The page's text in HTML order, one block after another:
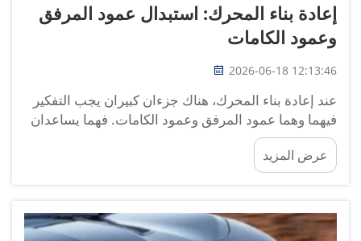
إعادة بناء المحرك: استبدال عمود المرفق
وعمود الكامات
2026-06-18 12:13:46
عند إعادة بناء المحرك، هناك جزءان كبيران يجب التفكير
فيهما وهما عمود المرفق وعمود الكامات. فهما يساعدان
المحرك على العمل بشكل صحيح. وإذا لم يكونا بحالة
جيدة، فقد يتعرض المحرك لمشاكل كبيرة. وباستبدال
هذين الجزأين يمكن تحسين أداء المحرك وزيادة عمره
عرض المزيد